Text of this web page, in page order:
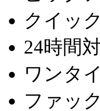
クイッ
24時間
ワンタ
ファッ